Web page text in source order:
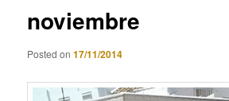
noviembre
Posted on17/11/2014